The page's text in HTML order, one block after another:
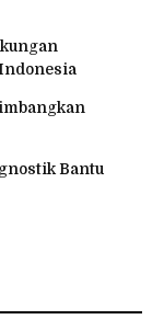
Bantu